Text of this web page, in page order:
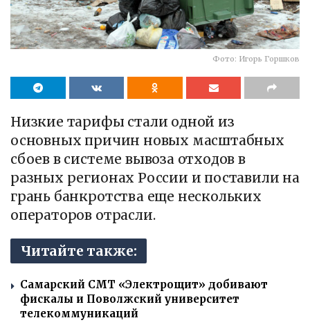
Фото: Игорь Горшков
Низкие тарифы стали одной из
основных причин новых масштабных
сбоев в системе вывоза отходов в
разных регионах России и поставили на
грань банкротства еще нескольких
операторов отрасли.
Читайте также:
Самарский СМТ «Электрощит» добивают
фискалы и Поволжский университет
телекоммуникаций